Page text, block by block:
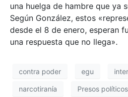
una huelga de hambre que ya
Según González, estos
desde el 8 de enero, esperan
una respuesta que no llega».
contra poder egu
narcotiranía Presos políticos